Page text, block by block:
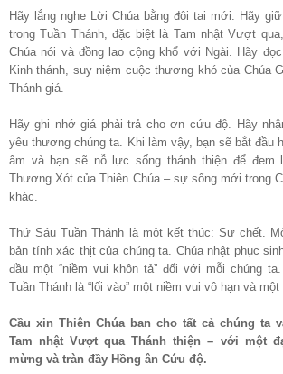
Hãy lắng nghe Lời Chúa bằng đôi tai mới. Hãy
trong Tuần Thánh, đặc biệt là Tam nhật Vượt
Chúa nói và đồng lao cộng khổ với Ngài. Hãy
Kinh thánh, suy niệm cuộc thương khó của Chúa
Thánh giá.
Hãy ghi nhớ giá phải trả cho ơn cứu độ. Hãy
yêu thương chúng ta. Khi làm vậy, bạn sẽ bắt đầu
âm và bạn sẽ nỗ lực sống thánh thiện để đem
Thương Xót của Thiên Chúa – sự sống mới trong
khác.
Thứ Sáu Tuần Thánh là một kết thúc: Sự chết.
bản tính xác thịt của chúng ta. Chúa nhật phục
đầu một “niềm vui khôn tả” đối với mỗi chúng
Tuần Thánh là “lối vào” một niềm vui vô hạn và
Cầu xin Thiên Chúa ban cho tất cả chúng ta
Tam nhật Vượt qua Thánh thiện – với một
mừng và tràn đầy Hồng ân Cứu độ.